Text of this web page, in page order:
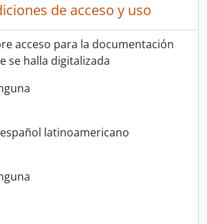
de acceso y uso
acceso para la documentación
se halla digitalizada
español latinoamericano